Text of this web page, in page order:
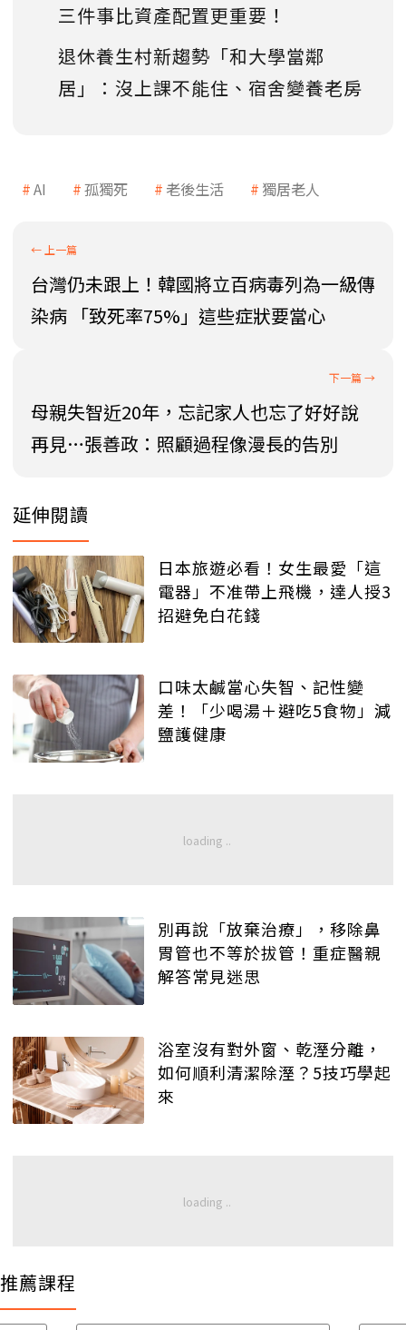
三件事比資產配置更重要！
退休養生村新趨勢「和大學當鄰
居」：沒上課不能住、宿舍變養老房
AI 孤獨死 老後生活 獨居老人
台灣仍未跟上！韓國將立百病毒列為一級傳
染病 「致死率75%」這些症狀要當心
母親失智近20年，忘記家人也忘了好好說
再見…張善政：照顧過程像漫長的告別
延伸閱讀
日本旅遊必看！女生最愛「這
電器」不准帶上飛機，達人授3
招避免白花錢
口味太鹹當心失智、記性變
差！「少喝湯＋避吃5食物」減
鹽護健康
別再說「放棄治療」，移除鼻
胃管也不等於拔管！重症醫親
解答常見迷思
浴室沒有對外窗、乾溼分離，
如何順利清潔除溼？5技巧學起
來
推薦課程